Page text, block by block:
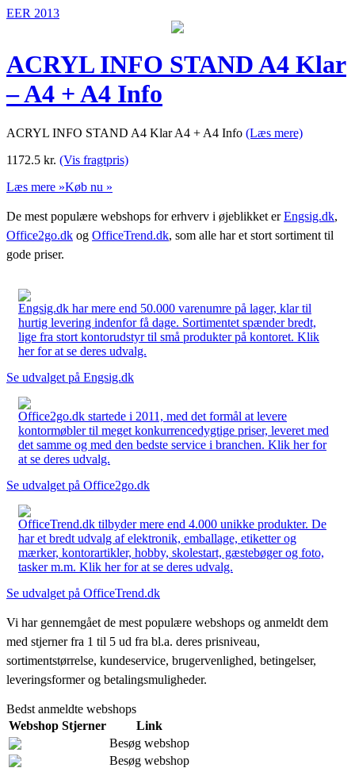
EER 2013
ACRYL INFO STAND A4 Klar
– A4 + A4 Info
ACRYL INFO STAND A4 Klar A4 + A4 Info (Læs mere)
1172.5 kr. (Vis fragtpris)
Læs mere »Køb nu »
De mest populære webshops for erhverv i øjeblikket erEngsig.dk,
Office2go.dk og OfficeTrend.dk, som alle har et stort sortiment til
gode priser.
Engsig.dk har mere end 50.000 varenumre på lager, klar til
hurtig levering indenfor få dage. Sortimentet spænder bredt,
lige fra stort kontorudstyr til små produkter på kontoret. Klik
her for at se deres udvalg.
Se udvalget på Engsig.dk
Office2go.dk startede i 2011, med det formål at levere
kontormøbler til meget konkurrencedygtige priser, leveret med
det samme og med den bedste service i branchen. Klik her for
at se deres udvalg.
Se udvalget på Office2go.dk
OfficeTrend.dk tilbyder mere end 4.000 unikke produkter. De
har et bredt udvalg af elektronik, emballage, etiketter og
mærker, kontorartikler, hobby, skolestart, gæstebøger og foto,
tasker m.m. Klik her for at se deres udvalg.
Se udvalget på OfficeTrend.dk
Vi har gennemgået de mest populære webshops og anmeldt dem
med stjerner fra 1 til 5 ud fra bl.a. deres prisniveau,
sortimentstørrelse, kundeservice, brugervenlighed, betingelser,
leveringsformer og betalingsmuligheder.
Bedst anmeldte webshops
Webshop Stjerner
Link
Besøg webshop
Besøg webshop